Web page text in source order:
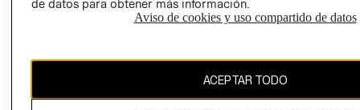
CAMBIAR REGIÓN
El contenido de esta página web está protegido por copyright y es
de datos para obtener más información.
Aviso de cookies y uso compartido de datos
ACEPTAR TODO